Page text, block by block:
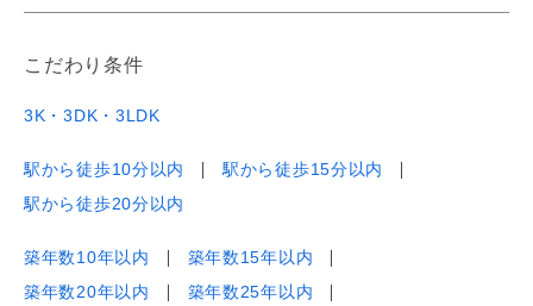
こだわり条件
3K・3DK・3LDK
駅から徒歩10分以内
駅から徒歩15分以内
駅から徒歩20分以内
築年数10年以内
築年数15年以内
築年数20年以内
築年数25年以内